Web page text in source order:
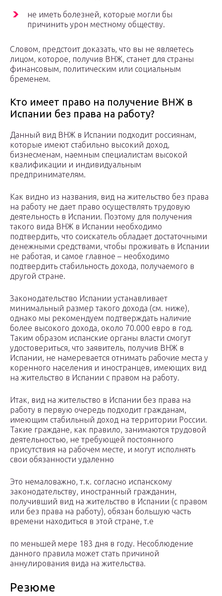
не иметь болезней, которые могли бы
причинить урон местному обществу.
Словом, предстоит доказать, что вы не являетесь
лицом, которое, получив ВНЖ, станет для страны
финансовым, политическим или социальным
бременем.
Кто имеет право на получение ВНЖ в
Испании без права на работу?
Данный вид ВНЖ в Испании подходит россиянам,
которые имеют стабильно высокий доход,
бизнесменам, наемным специалистам высокой
квалификации и индивидуальным
предпринимателям.
Как видно из названия, вид на жительство без права
на работу не дает право осуществлять трудовую
деятельность в Испании. Поэтому для получения
такого вида ВНЖ в Испании необходимо
подтвердить, что соискатель обладает достаточными
денежными средствами, чтобы проживать в Испании
не работая, и самое главное – необходимо
подтвердить стабильность дохода, получаемого в
другой стране.
Законодательство Испании устанавливает
минимальный размер такого дохода (см. ниже),
однако мы рекомендуем подтверждать наличие
более высокого дохода, около 70.000 евро в год.
Таким образом испанские органы власти смогут
удостовериться, что заявитель, получив ВНЖ в
Испании, не намеревается отнимать рабочие места у
коренного населения и иностранцев, имеющих вид
на жительство в Испании с правом на работу.
Итак, вид на жительство в Испании без права на
работу в первую очередь подходит гражданам,
имеющим стабильный доход на территории России.
Такие граждане, как правило, занимаются трудовой
деятельностью, не требующей постоянного
присутствия на рабочем месте, и могут исполнять
свои обязанности удаленно
Это немаловажно, т.к. согласно испанскому
законодательству, иностранный гражданин,
получивший вид на жительство в Испании (с правом
или без права на работу), обязан большую часть
времени находиться в этой стране, т.е
по меньшей мере 183 дня в году. Несоблюдение
данного правила может стать причиной
аннулирования вида на жительства.
Резюме